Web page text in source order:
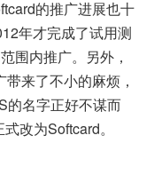
的推广进展也十
年才完成了试用测
围内推广。另外，
来了不小的麻烦，
的名字正好不谋而
改为Softcard。